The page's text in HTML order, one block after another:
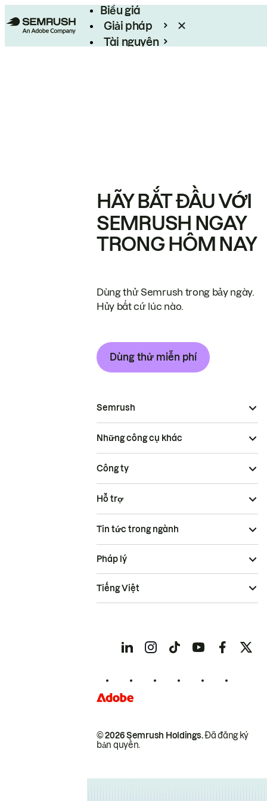
Biểu giá
Giải pháp
Tài nguyên
HÃY BẮT ĐẦU VỚI
SEMRUSH NGAY
TRONG HÔM NAY
Dùng thử Semrush trong bảy ngày.
Hủy bất cứ lúc nào.
Dùng thử miễn phí
Semrush
Những công cụ khác
Công ty
Hỗ trợ
Tin tức trong ngành
© 2026 Semrush Holdings.Đã đăng ký
bản quyền.
Pháp lý
Tiếng Việt